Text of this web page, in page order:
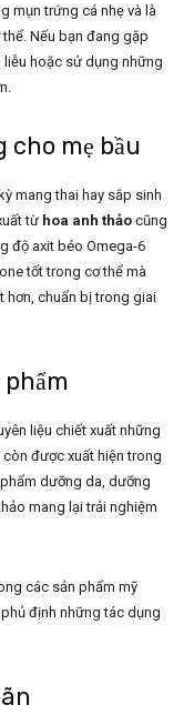
mụn trứng cá nhẹ và là
Nếu bạn đang gặp
liễu hoặc sử dụng những
cho mẹ bầu
mang thai hay sắp sinh
từ hoa anh thảo cũng
độ axit béo Omega-6
tốt trong cơ thể mà
hơn, chuẩn bị trong giai
liệu chiết xuất những
được xuất hiện trong
dưỡng da, dưỡng
mang lại trải nghiệm
các sản phẩm mỹ
định những tác dụng